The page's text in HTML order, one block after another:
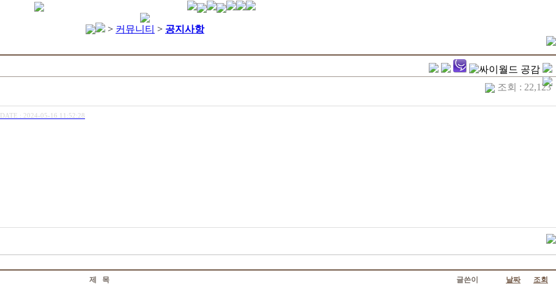
> 커뮤니티 > 공지사항
조회 : 22,123
DATE : 2024-05-16 11:52:28
제 목 글쓴이 날짜 조회